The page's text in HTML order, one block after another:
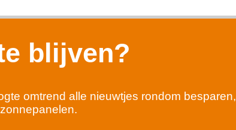
blijven?
omtrend alle nieuwtjes rondom besparen,